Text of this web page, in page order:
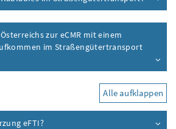
zur eCMR mit einem
im Straßengütertransport
Alle aufklappen
eFTI?